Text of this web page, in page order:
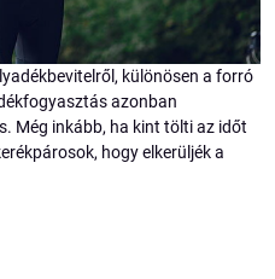
különösen a forró
azonban
Még inkább, ha kint tölti az időt
hogy elkerüljék a